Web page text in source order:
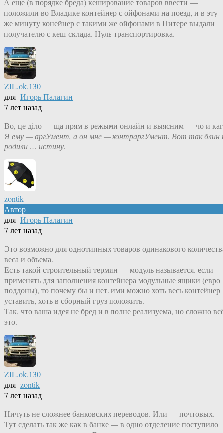
А еще (в порядке бреда) кеширование товаров ввести —
положили во Владике контейнер с ойфонами на поезд, и в эту
же минуту конейнер с такими же ойфонами в Питере выдали
получателю с кеш-склада. Нуль-транспортировка.
ZIL.ok.130
для Игорь Палагин
7 лет назад
Во, це дiло — ща прям в режыми онлайн и выясним — чо и
Я ему — аргУмент, а он мне — контраргУмент. Вот так блин
родили … истину.
zontik
Автор
для Игорь Палагин
7 лет назад
Это возможно для однотипных товаров одинакового
веса и объема.
Есть такой строительный термин — модуль называется. если
применять для заполнения контейнера модульные ящики (евро
поддоны), то почему бы и нет. ими можно хоть весь контейнер
уставить, хоть в сборный груз положить.
Так, что ваша идея не бред и в полне реализуема, но сложно
это.
ZIL.ok.130
для zontik
7 лет назад
Ничуть не сложнее банковских переводов. Или — почтовых.
Тут сделать так же как в банке — в одно отделение поступило